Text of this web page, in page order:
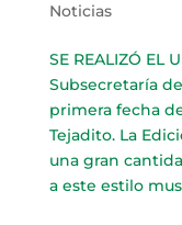
Noticias
SE REALIZÓ EL
Subsecretaría
primera fecha
Tejadito. La
una gran
a este estilo